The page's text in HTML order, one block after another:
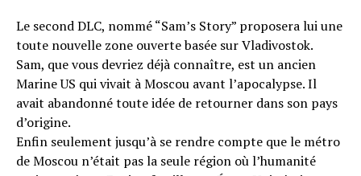
Le second DLC, nommé “Sam’s Story” proposera lui une
toute nouvelle zone ouverte basée sur Vladivostok.
Sam, que vous devriez déjà connaître, est un ancien
Marine US qui vivait à Moscou avant l’apocalypse. Il
avait abandonné toute idée de retourner dans son pays
d’origine.
Enfin seulement jusqu’à se rendre compte que le métro
de Moscou n’était pas la seule région où l’humanité